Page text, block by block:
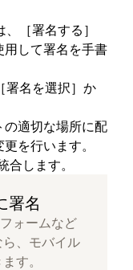
、［署名する ］
用して署名を手書
署名を選択］か
適切な場所に配
を行います。
します。
署名
ォームなど
、モバイル
す。